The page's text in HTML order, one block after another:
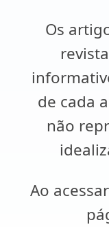
Os
de cada
não
Ao